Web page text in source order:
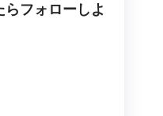
らフォローしよ